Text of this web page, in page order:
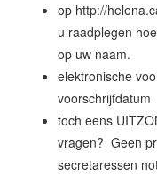
op http://
u raadplegen
op uw naam.
elektronische
voorschrijfdatum
toch eens
vragen? Geen
secretaressen